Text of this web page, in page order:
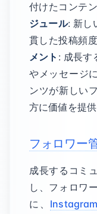
付けたコンテ
ジュール: 新し
貫した投稿頻
メント : 成長す
やメッセージ
ンツが新しい
方に価値を提
フォロワー
成長するコミ
し、フォロワ
に、